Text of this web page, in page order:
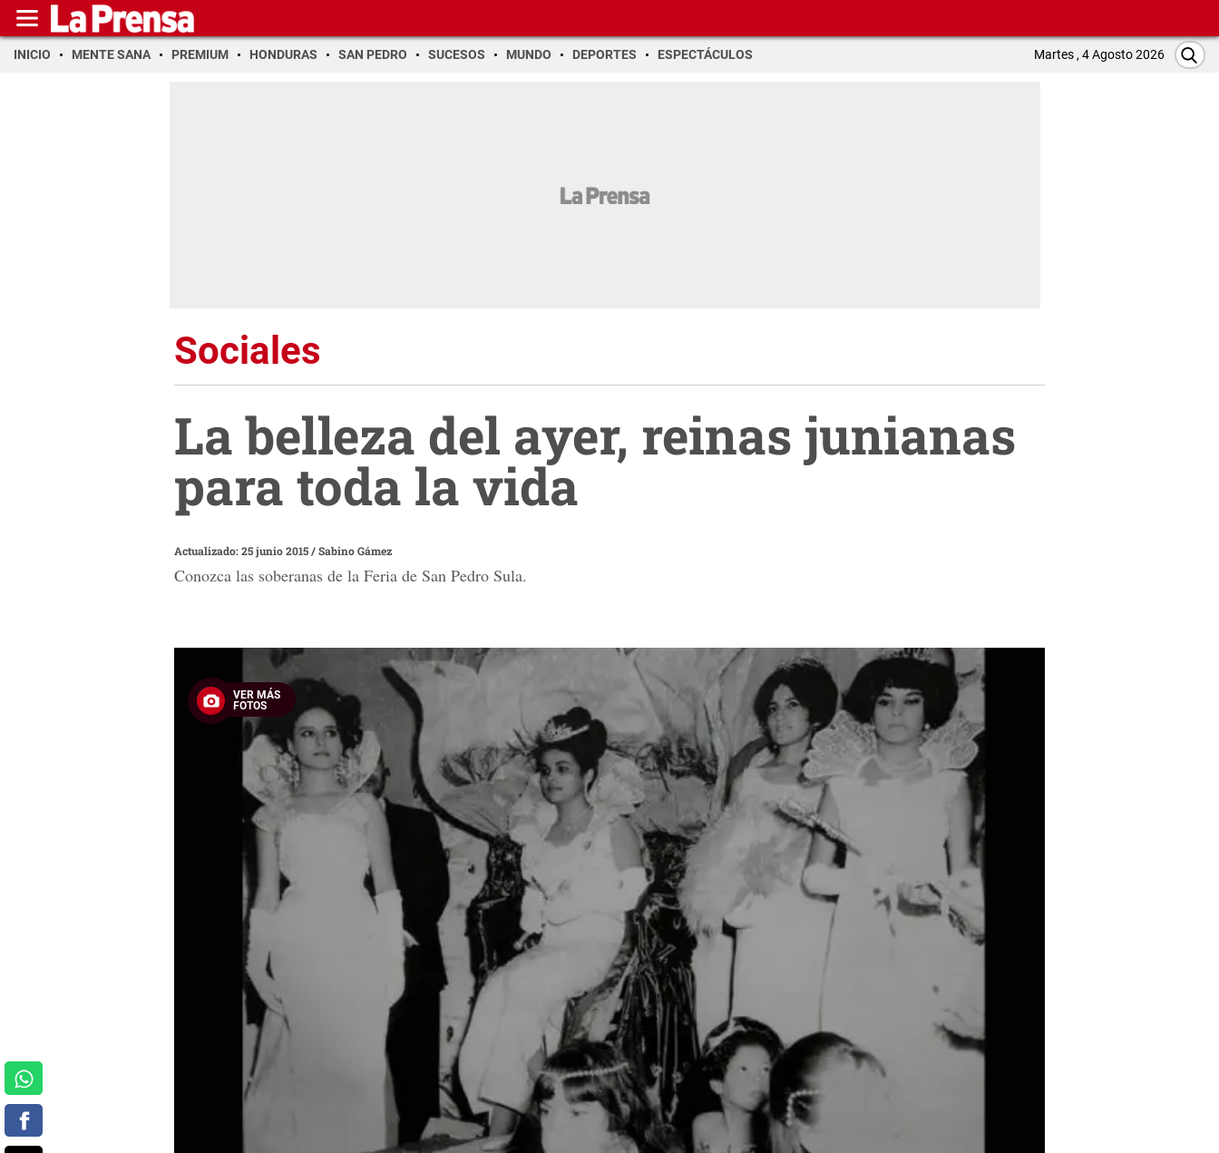
INICIO MENTE SANA PREMIUM HONDURAS SAN PEDRO SUCESOS MUNDO DEPORTES ESPECTÁCULOS Martes , 4 Agosto 2026
Sociales
La belleza del ayer, reinas junianas
para toda la vida
Actualizado: 25 junio 2015/Sabino Gámez
Conozca las soberanas de la Feria de San Pedro Sula.
VER MÁS
FOTOS